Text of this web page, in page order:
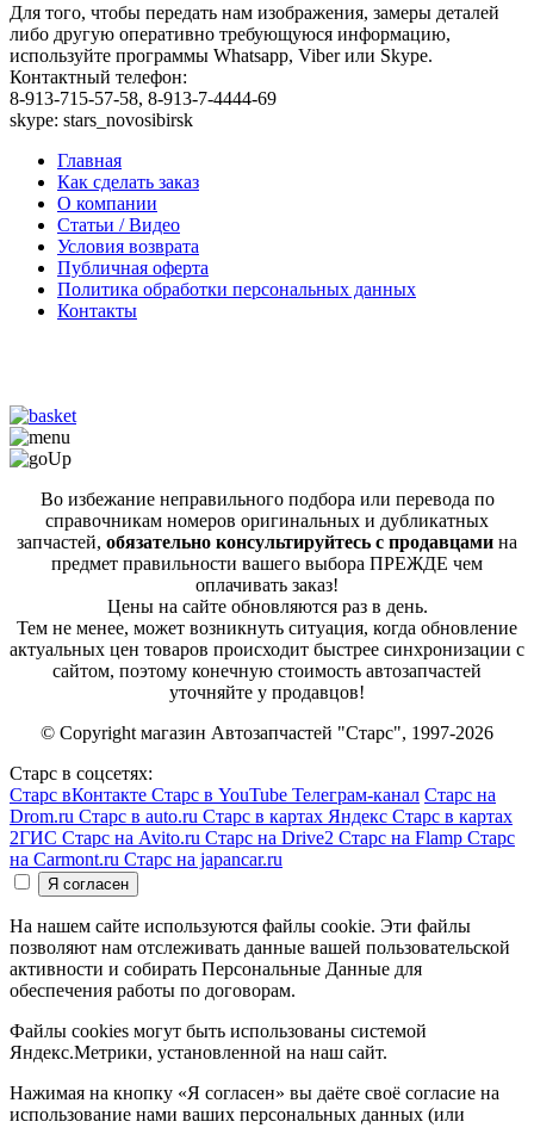
Для того, чтобы передать нам изображения, замеры деталей
либо другую оперативно требующуюся информацию,
используйте программы Whatsapp, Viber или Skype.
Контактный телефон:
8-913-715-57-58, 8-913-7-4444-69
skype: stars_novosibirsk
Главная
Как сделать заказ
О компании
Статьи / Видео
Условия возврата
Публичная оферта
Политика обработки персональных данных
Контакты
Во избежание неправильного подбора или перевода по
справочникам номеров оригинальных и дубликатных
запчастей, обязательно консультируйтесь с продавцами на
предмет правильности вашего выбора ПРЕЖДЕ чем
оплачивать заказ!
Цены на сайте обновляются раз в день.
Тем не менее, может возникнуть ситуация, когда обновление
актуальных цен товаров происходит быстрее синхронизации с
сайтом, поэтому конечную стоимость автозапчастей
уточняйте у продавцов!
© Copyright магазин Автозапчастей "Старс", 1997-2026
Старс в соцсетях:
Старс вКонтакте Старс в YouTube Телеграм-канал Старс на
Drom.ru Старс в auto.ru Старс в картах Яндекс Старс в картах
2ГИС Старс на Avito.ru Старс на Drive2 Старс на Flamp Старс
на Carmont.ru Старс на japancar.ru
На нашем сайте используются файлы cookie. Эти файлы
позволяют нам отслеживать данные вашей пользовательской
активности и собирать Персональные Данные для
обеспечения работы по договорам.
Файлы cookies могут быть использованы системой
Яндекс.Метрики, установленной на наш сайт.
Нажимая на кнопку «Я согласен» вы даёте своё согласие на
использование нами ваших персональных данных (или